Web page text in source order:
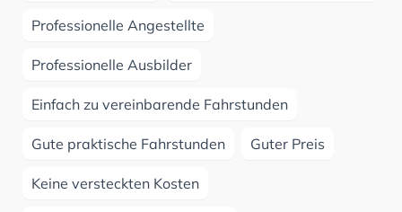
Professionelle Angestellte
Professionelle Ausbilder
Einfach zu vereinbarende Fahrstunden
Gute praktische Fahrstunden Guter Preis
Keine versteckten Kosten